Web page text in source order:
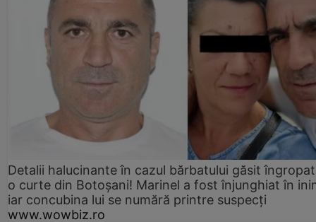
Detalii halucinante în cazul bărbatului găsit
o curte din Botoșani! Marinel a fost înjunghiat în
iar concubina lui se numără printre suspecți
www.wowbiz.ro